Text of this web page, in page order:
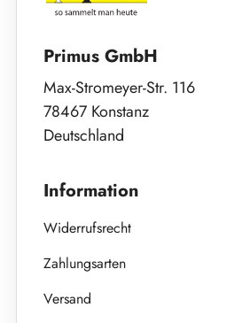
Primus GmbH
Max-Stromeyer-Str. 116
78467 Konstanz
Deutschland
Information
Widerrufsrecht
Zahlungsarten
Versand